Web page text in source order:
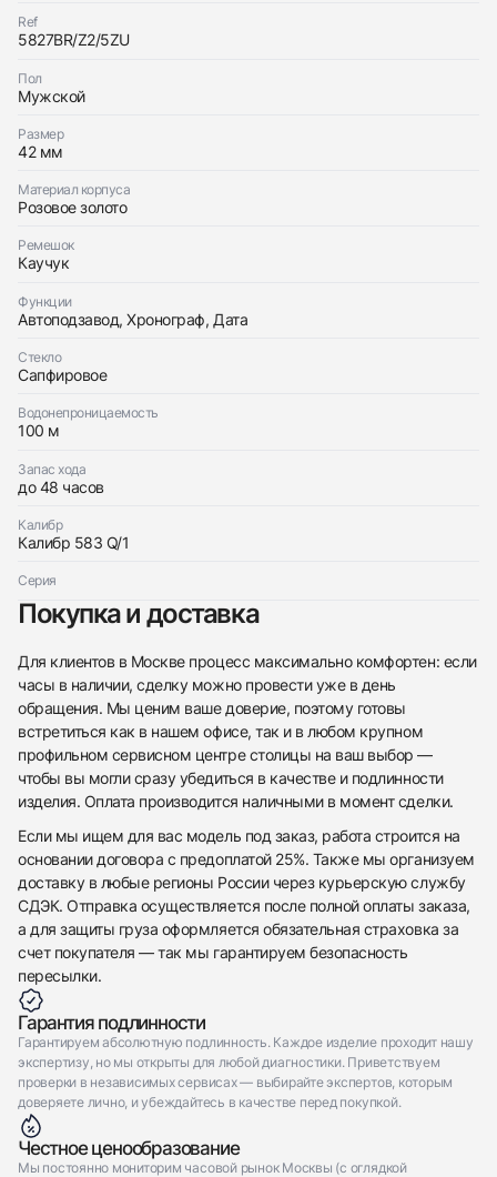
Ref
5827BR/Z2/5ZU
Пол
Мужской
Размер
42 мм
Материал корпуса
Розовое золото
Ремешок
Каучук
Функции
Автоподзавод, Хронограф, Дата
Стекло
Сапфировое
Водонепроницаемость
100 м
Запас хода
до 48 часов
Калибр
Калибр 583 Q/1
Серия
Покупка и доставка
Для клиентов в Москве процесс максимально комфортен: если
часы в наличии, сделку можно провести уже в день
обращения. Мы ценим ваше доверие, поэтому готовы
встретиться как в нашем офисе, так и в любом крупном
профильном сервисном центре столицы на ваш выбор —
чтобы вы могли сразу убедиться в качестве и подлинности
изделия. Оплата производится наличными в момент сделки.
Если мы ищем для вас модель под заказ, работа строится на
основании договора с предоплатой 25%. Также мы организуем
доставку в любые регионы России через курьерскую службу
СДЭК. Отправка осуществляется после полной оплаты заказа,
а для защиты груза оформляется обязательная страховка за
счет покупателя — так мы гарантируем безопасность
пересылки.
Гарантия подлинности
Гарантируем абсолютную подлинность. Каждое изделие проходит нашу
экспертизу, но мы открыты для любой диагностики. Приветствуем
проверки в независимых сервисах — выбирайте экспертов, которым
доверяете лично, и убеждайтесь в качестве перед покупкой.
Честное ценообразование
Мы постоянно мониторим часовой рынок Москвы (с оглядкой
с вами
Идеальное
$19,100
Трейд-ин часов
с вами